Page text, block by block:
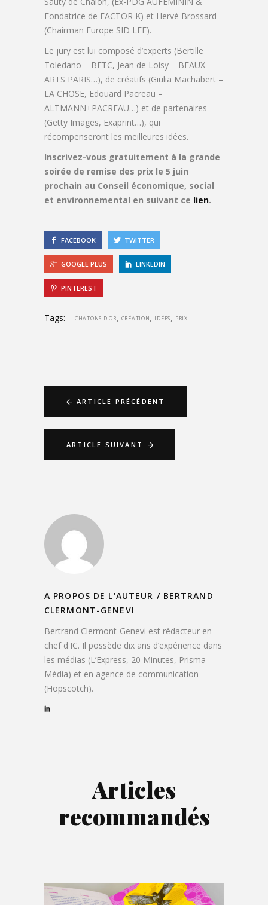
Fondatrice de FACTOR K) et Hervé Brossard
(Chairman Europe SID LEE).
Le jury est lui composé d’experts (Bertille
Toledano – BETC, Jean de Loisy – BEAUX
ARTS PARIS…), de créatifs (Giulia Machabert –
LA CHOSE, Edouard Pacreau –
ALTMANN+PACREAU…) et de partenaires
(Getty Images, Exaprint…), qui
récompenseront les meilleures idées.
Inscrivez-vous gratuitement à la grande
soirée de remise des prix le 5 juin
prochain au Conseil économique, social
et environnemental en suivant ce lien.
FACEBOOK TWITTER
GOOGLE PLUS LINKEDIN
PINTEREST
Tags: CHATONS D'OR, CRÉATION, IDÉES, PRIX
ARTICLE PRÉCÉDENT
ARTICLE SUIVANT
A PROPOS DE L'AUTEUR / BERTRAND
CLERMONT-GENEVI
Bertrand Clermont-Genevi est rédacteur en
chef d'IC. Il possède dix ans d’expérience dans
les médias (L’Express, 20 Minutes, Prisma
Média) et en agence de communication
(Hopscotch).
Articles
recommandés